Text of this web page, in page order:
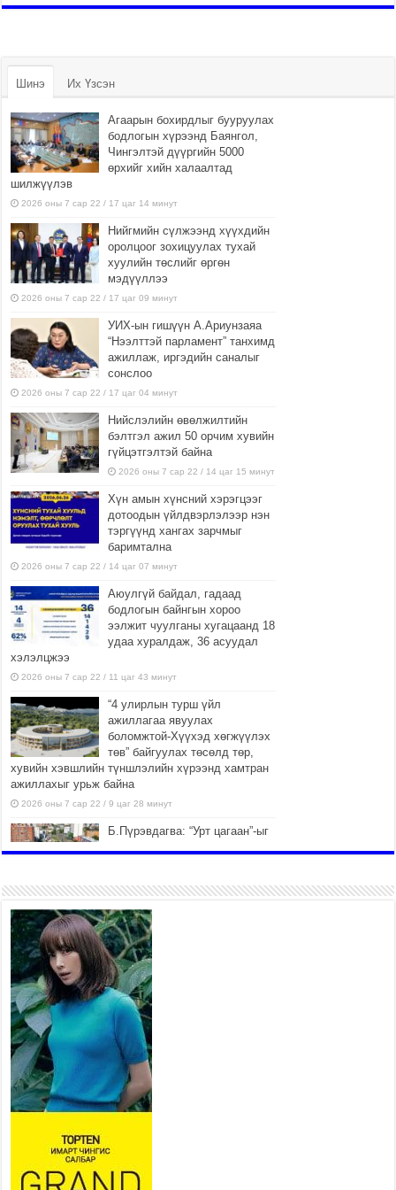
Шинэ Их Үзсэн
Агаарын бохирдлыг бууруулах
бодлогын хүрээнд Баянгол,
Чингэлтэй дүүргийн 5000
өрхийг хийн халаалтад
шилжүүлэв
2026 оны 7 сар 22 / 17 цаг 14 минут
Нийгмийн сүлжээнд хүүхдийн
оролцоог зохицуулах тухай
хуулийн төслийг өргөн
мэдүүллээ
2026 оны 7 сар 22 / 17 цаг 09 минут
УИХ-ын гишүүн А.Ариунзаяа
“Нээлттэй парламент” танхимд
ажиллаж, иргэдийн саналыг
сонслоо
2026 оны 7 сар 22 / 17 цаг 04 минут
Нийслэлийн өвөлжилтийн
бэлтгэл ажил 50 орчим хувийн
гүйцэтгэлтэй байна
2026 оны 7 сар 22 / 14 цаг 15 минут
Хүн амын хүнсний хэрэгцээг
дотоодын үйлдвэрлэлээр нэн
тэргүүнд хангах зарчмыг
баримтална
2026 оны 7 сар 22 / 14 цаг 07 минут
Аюулгүй байдал, гадаад
бодлогын байнгын хороо
ээлжит чуулганы хугацаанд 18
удаа хуралдаж, 36 асуудал
хэлэлцжээ
2026 оны 7 сар 22 / 11 цаг 43 минут
“4 улирлын турш үйл
ажиллагаа явуулах
боломжтой-Хүүхэд хөгжүүлэх
төв” байгуулах төсөлд төр,
хувийн хэвшлийн түншлэлийн хүрээнд хамтран
ажиллахыг урьж байна
2026 оны 7 сар 22 / 9 цаг 28 минут
Б.Пүрэвдагва: “Урт цагаан”-ыг
2026 оны 7 сар 21 / 16 цаг 47 минут
Тусгай замын автобус /BRT/
төслийн удирдах хорооны
ээлжит хуралдаан боллоо
2026 оны 7 сар 21 / 16 цаг 43 минут
Ерөнхий сайд Н.Учрал БНХАУ-
аас Монгол Улсад суугаа
Элчин сайд Шэнь
Миньжюанийг хүлээн авч
уулзав
2026 оны 7 сар 21 / 16 цаг 39 минут
БҮГД НАЙРАМДАХ ТАЖИКИСТАН УЛСТАЙ
ЭДИЙН ЗАСГИЙН ХАМТЫН АЖИЛЛАГААГ
ӨРГӨЖҮҮЛНЭ
2026 оны 7 сар 21 / 16 цаг 34 минут